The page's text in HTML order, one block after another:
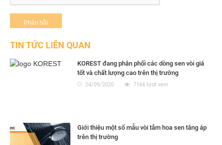
TIN TỨC LIÊN QUAN
KOREST đang phân phối các dòng sen vòi giá
tốt và chất lượng cao trên thị trường
24/09/2020 7166 lượt xem
Giới thiệu một số mẫu vòi tắm hoa sen tăng áp
trên thị trường